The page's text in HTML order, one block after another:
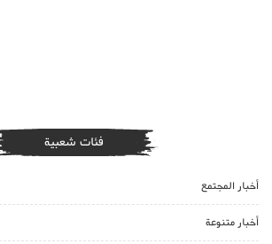
فئات شعبية
أخبار المجتمع
أخبار متنوعة